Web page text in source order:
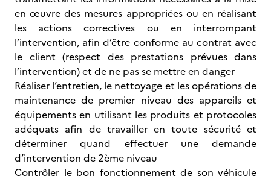
en œuvre des mesures appropriées ou en réalisant
les actions correctives ou en interrompant
l’intervention, afin d’être conforme au contrat avec
le client (respect des prestations prévues dans
l’intervention) et de ne pas se mettre en danger
Réaliser l’entretien, le nettoyage et les opérations de
maintenance de premier niveau des appareils et
équipements en utilisant les produits et protocoles
adéquats afin de travailler en toute sécurité et
déterminer quand effectuer une demande
d’intervention de 2ème niveau
Contrôler le bon fonctionnement de son véhicule